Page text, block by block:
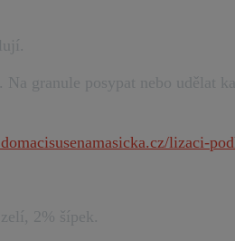
granule posypat nebo udělat
lizaci-
2% šípek.